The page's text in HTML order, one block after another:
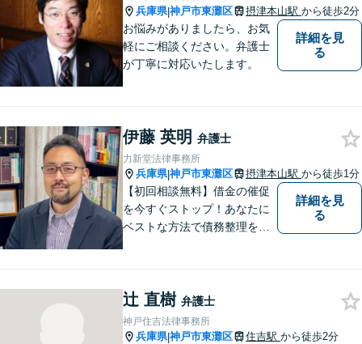
兵庫県|神戸市東灘区 摂津本山駅 から徒歩2分
お悩みがありましたら、お気
軽にご相談ください。弁護士
が丁寧に対応いたします。
詳細を見
る
伊藤 英明 弁護士
力新堂法律事務所
兵庫県|神戸市東灘区 摂津本山駅 から徒歩1分
【初回相談無料】借金の催促
を今すぐストップ！あなたに
ベストな方法で債務整理をサ
イエンスの博士号も保有）と
交渉経験が豊富な弁護士
詳細を見
る
辻 直樹 弁護士
神戸住吉法律事務所
兵庫県|神戸市東灘区 住吉駅 から徒歩2分